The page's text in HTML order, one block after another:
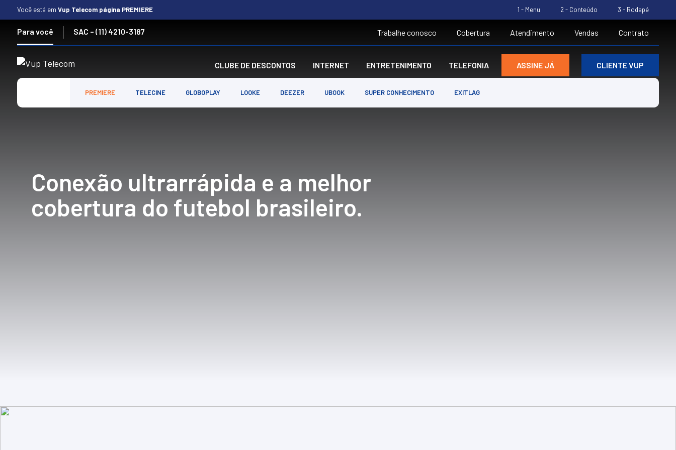
to
content
Você está em Vup Telecom página PREMIERE 1 - Menu 2 - Conteúdo 3 - Rodapé
Para você SAC – (11) 4210-3187 Trabalhe conosco Cobertura Atendimento Vendas Contrato
CLUBE DE DESCONTOS INTERNET ENTRETENIMENTO TELEFONIA ASSINE JÁ CLIENTE VUP
PREMIERE TELECINE GLOBOPLAY LOOKE DEEZER UBOOK SUPER CONHECIMENTO EXITLAG
Conexão ultrarrápida e a melhor
cobertura do futebol brasileiro.